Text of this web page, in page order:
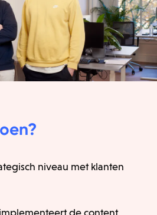
niveau met klanten
de content